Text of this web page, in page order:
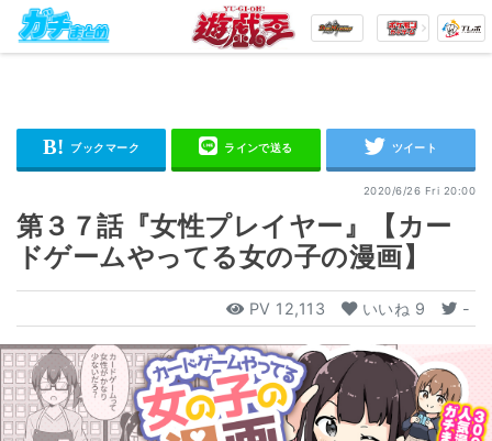
2020/6/26 Fri 20:00
第３７話『女性プレイヤー』【カー
ドゲームやってる女の子の漫画】
PV 12,113 いいね 9 -